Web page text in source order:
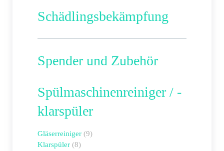
Schädlingsbekämpfung
Spender und Zubehör
Spülmaschinenreiniger / -
klarspüler
Gläserreiniger (9)
Klarspüler (8)